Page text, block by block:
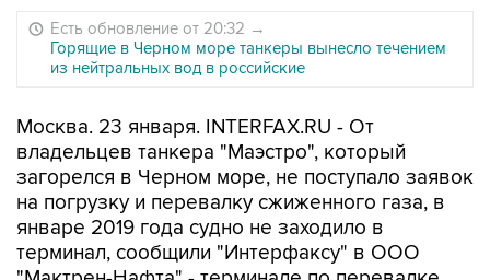
Есть обновление от 20:32 →
Горящие в Черном море танкеры вынесло течением
из нейтральных вод в российские
Москва. 23 января. INTERFAX.RU - От
владельцев танкера "Маэстро", который
загорелся в Черном море, не поступало заявок
на погрузку и перевалку сжиженного газа, в
январе 2019 года судно не заходило в
терминал, сообщили "Интерфаксу" в ООО